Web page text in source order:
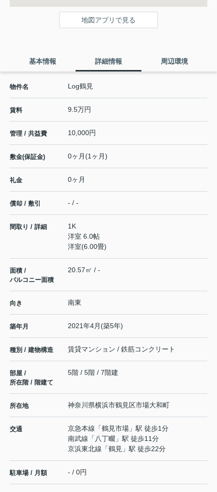
地図アプリで見る
基本情報 詳細情報 周辺環境
物件名 Log鶴見
賃料 9.5万円
管理 / 共益費 10,000円
敷金(保証金) 0ヶ月(1ヶ月)
礼金 0ヶ月
償却 / 敷引 - / -
間取り / 詳細
1K
洋室 6.0帖
洋室(6.00畳)
面積 /
バルコニー面積
20.57㎡ / -
向き 南東
築年月 2021年4月(築5年)
種別 / 建物構造 賃貸マンション / 鉄筋コンクリート
部屋 /
所在階 / 階建て
5階 / 5階 / 7階建
所在地 神奈川県横浜市鶴見区市場大和町
交通 京急本線 「鶴見市場 」駅 徒歩1分
南武線 「 八丁畷 」駅 徒歩11分
京浜東北線 「鶴見 」駅 徒歩22分
駐車場 / 月額 - / 0円